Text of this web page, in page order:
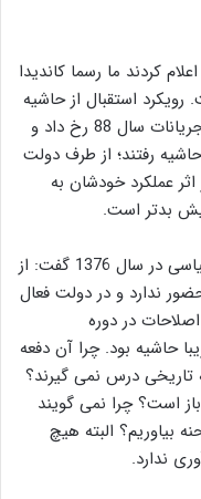
کردند ما رسما کاندیدا
استقبال از حاشیه
رفتن است. درست بدتر از شرایط 88. اگر جریانات سال 88 رخ داد و
رفتند؛ از طرف دولت
عملکرد خودشان به
بدتر است.
وی با اشاره به روند پیروزی این جریان سیاسی در سال 1376 گفت: از
ندارد و در دولت فعال
در دوره
حاشیه بود. چرا آن دفعه
تاریخی درس نمی گیرند؟
است؟ چرا نمی گویند
بیاوریم؟ البته هیچ
ندارد.